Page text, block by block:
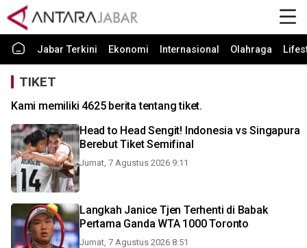
Jabar Terkini Ekonomi Internasional Olahraga
TIKET
Kami memiliki 4625 berita tentang tiket.
Head to Head Sengit! Indonesia vs Singapura
Berebut Tiket Semifinal
Jumat, 7 Agustus 2026 9:11
Langkah Janice Tjen Terhenti di Babak
Pertama Ganda WTA 1000 Toronto
Jumat, 7 Agustus 2026 8:51